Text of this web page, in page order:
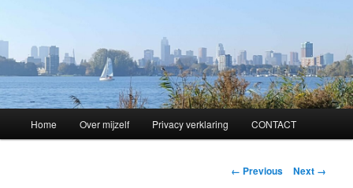
Skip
Home Over mijzelf Privacy verklaring CONTACT
Image
← Previous Next →